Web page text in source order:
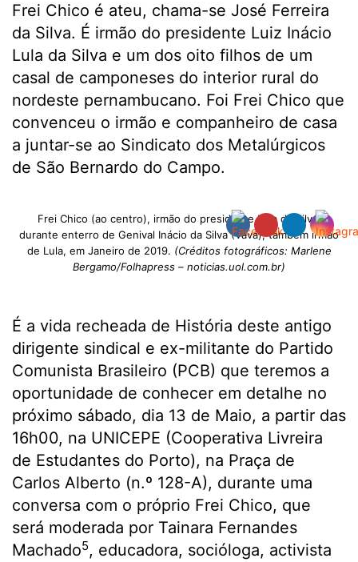
Frei Chico é ateu, chama-se José Ferreira
da Silva. É irmão do presidente Luiz Inácio
Lula da Silva e um dos oito filhos de um
casal de camponeses do interior rural do
nordeste pernambucano. Foi Frei Chico que
convenceu o irmão e companheiro de casa
a juntar-se ao Sindicato dos Metalúrgicos
de São Bernardo do Campo.
Frei Chico (ao centro), irmão do presidente Lula da Silva,
durante enterro de Genival Inácio da Silva (Vavá), também irmão
de Lula, em Janeiro de 2019. (Créditos fotográficos: Marlene
Bergamo/Folhapress – noticias.uol.com.br)
É a vida recheada de História deste antigo
dirigente sindical e ex-militante do Partido
Comunista Brasileiro (PCB) que teremos a
oportunidade de conhecer em detalhe no
próximo sábado, dia 13 de Maio, a partir das
16h00, na UNICEPE (Cooperativa Livreira
de Estudantes do Porto), na Praça de
Carlos Alberto (n.º 128-A), durante uma
conversa com o próprio Frei Chico, que
será moderada por Tainara Fernandes
Machado5, educadora, socióloga, activista